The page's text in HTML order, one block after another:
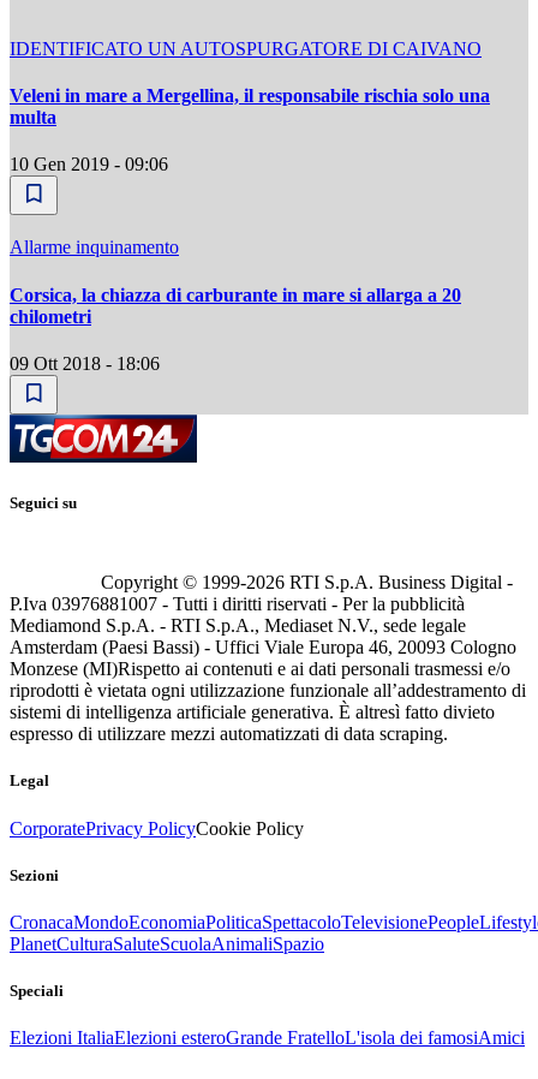
IDENTIFICATO UN AUTOSPURGATORE DI CAIVANO
Veleni in mare a Mergellina, il responsabile rischia solo una
multa
10 Gen 2019 - 09:06
Allarme inquinamento
Corsica, la chiazza di carburante in mare si allarga a 20
chilometri
09 Ott 2018 - 18:06
Seguici su
Copyright © 1999-2026 RTI S.p.A. Business Digital -
P.Iva 03976881007 - Tutti i diritti riservati - Per la pubblicità
Mediamond S.p.A. - RTI S.p.A., Mediaset N.V., sede legale
Amsterdam (Paesi Bassi) - Uffici Viale Europa 46, 20093 Cologno
Monzese (MI)Rispetto ai contenuti e ai dati personali trasmessi e/o
riprodotti è vietata ogni utilizzazione funzionale all’addestramento di
sistemi di intelligenza artificiale generativa. È altresì fatto divieto
espresso di utilizzare mezzi automatizzati di data scraping.
Legal
CorporatePrivacy PolicyCookie Policy
Sezioni
CronacaMondoEconomiaPoliticaSpettacoloTelevisionePeople
PlanetCulturaSaluteScuolaAnimaliSpazio
Speciali
Elezioni ItaliaElezioni esteroGrande FratelloL'isola dei famosiAmici